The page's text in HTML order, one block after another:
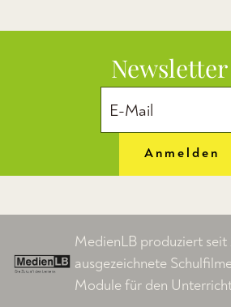
Newsletter
Anmelden
MedienLB produziert
ausgezeichnete
Module für den